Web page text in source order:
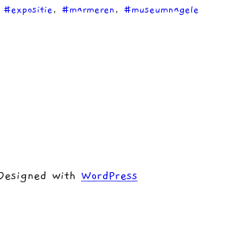
#expositie, #marmeren, #museumnagele
with WordPress